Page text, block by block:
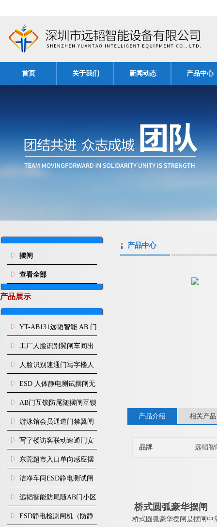
首页 关于我们 新闻动态 产品中心
摆闸
查看全部
产品展示
YT-AB131远韬智能 AB 门
闸机双通道互锁防尾随闸
机
工厂人脸识别翼闸车间出
入口人行通道门禁
人脸识别速通门写字楼人
行通道闸门禁设备
ESD 人体静电测试摆闸无
尘车间防静电闸机
AB门互锁防尾随摆闸互锁
闸机
游泳馆会员通道门禁翼闸
写字楼访客联动速通门安
装
东莞超市入口单向感应摆
闸安装
洁净车间ESD静电测试闸
机
远韬智能防尾随AB门小区
门禁闸机安装
​ESD静电检测闸机（防静
产品中心
产品介绍 相关产品
品牌 远韬智
桥式圆弧豪华摆闸
桥式圆弧豪华摆闸是摆闸中